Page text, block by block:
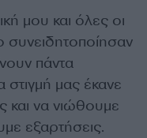
μου και όλες οι
συνειδητοποίησαν
πάντα
μας έκανε
και να νιώθουμε
εξαρτήσεις.